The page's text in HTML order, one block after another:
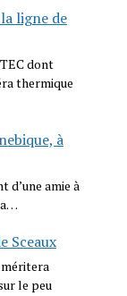
ligne de
dont
thermique
à
d’une amie à
Sceaux
le peu